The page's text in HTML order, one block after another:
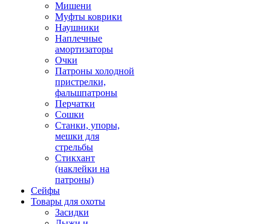
Мишени
Муфты коврики
Наушники
Наплечные
амортизаторы
Очки
Патроны холодной
пристрелки,
фальшпатроны
Перчатки
Сошки
Станки, упоры,
мешки для
стрельбы
Стикхант
(наклейки на
патроны)
Сейфы
Товары для охоты
Засидки